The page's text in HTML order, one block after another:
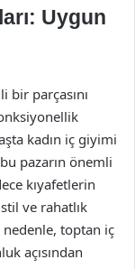
Uygun
bir parçasını
kadın iç giyimi
pazarın önemli
kıyafetlerin
ve rahatlık
nedenle, toptan iç
açısından